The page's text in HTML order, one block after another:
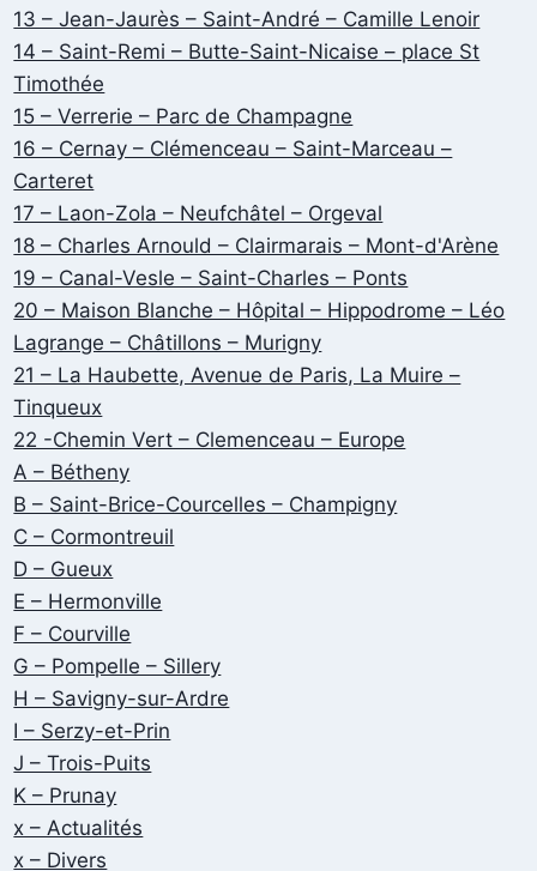
13 – Jean-Jaurès – Saint-André – Camille Lenoir
14 – Saint-Remi – Butte-Saint-Nicaise – place St
Timothée
15 – Verrerie – Parc de Champagne
16 – Cernay – Clémenceau – Saint-Marceau –
Carteret
17 – Laon-Zola – Neufchâtel – Orgeval
18 – Charles Arnould – Clairmarais – Mont-d'Arène
19 – Canal-Vesle – Saint-Charles – Ponts
20 – Maison Blanche – Hôpital – Hippodrome – Léo
Lagrange – Châtillons – Murigny
21 – La Haubette, Avenue de Paris, La Muire –
Tinqueux
22 -Chemin Vert – Clemenceau – Europe
A – Bétheny
B – Saint-Brice-Courcelles – Champigny
C – Cormontreuil
D – Gueux
E – Hermonville
F – Courville
G – Pompelle – Sillery
H – Savigny-sur-Ardre
I – Serzy-et-Prin
J – Trois-Puits
K – Prunay
x – Actualités
x – Divers